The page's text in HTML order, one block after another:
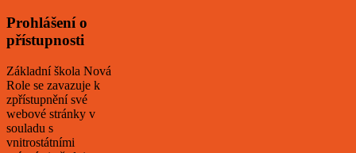
Prohlášení o
přístupnosti
Základní škola Nová
Role se zavazuje k
zpřístupnění své
webové stránky v
souladu s
vnitrostátními